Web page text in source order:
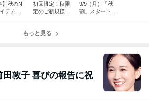
】秋のN
テム！
初回限定！秋限
定のご新規様優
9/9（月）「秋
割」スタートで
もっと見る
田敦子 喜びの報告に祝